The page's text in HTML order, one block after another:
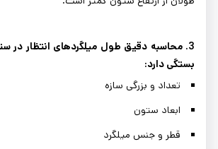
3. محاسبه دقیق طول میلگردهای انتظار در
بستگی دارد:
تعداد و بزرگی سازه
ابعاد ستون
قطر و جنس میلگرد